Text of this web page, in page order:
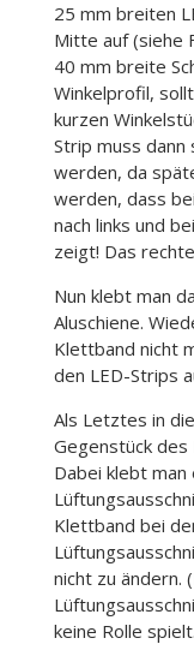
25 mm breiten
Mitte auf (siehe
40 mm breite
Winkelprofil,
kurzen
Strip muss
werden, da
werden, dass
nach links und
zeigt! Das
Nun klebt man
Aluschiene.
Klettband nicht
den LED-Strips
Als Letztes in
Gegenstück des
Dabei klebt man
Klettband bei
nicht zu ändern.
keine Rolle